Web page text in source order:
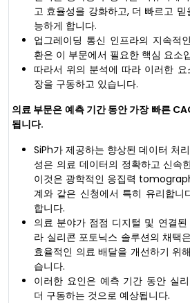
고 효율성을 강화하고, 더 빠르고
능하게 합니다.
업그레이딩 통신 인프라의 지속적
환은 이 부문에서 필요한 핵심 요소
따라서 위의 분석에 따라 이러한
장을 구동하고 있습니다.
의료 부문은 예측 기간 동안 가장 빠른
됩니다.
SiPh가 제공하는 향상된 데이터 처
성은 의료 데이터의 정확하고 신속
이것은 광학적인 응집력
계와 같은 신청에서 특히 유리합니
합니다.
의료 분야가 점점 디지털 및 연결
라 실리콘 포토닉스 솔루션의 채택
효율적인 의료 배달을 개선하기 위
습니다.
이러한 요인은 예측 기간 동안 실
더 구동하는 것으로 예상됩니다.